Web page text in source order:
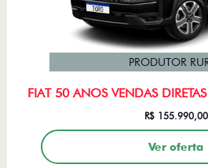
FIAT 50 ANOS VENDAS
PRODUTOR
R$ 155.990,00
Ver oferta